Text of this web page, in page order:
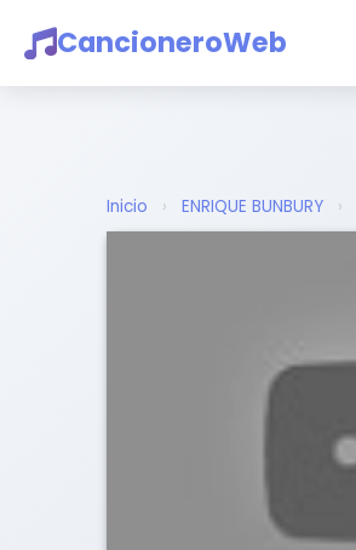
CancioneroWeb
Inicio › ENRIQUE BUNBURY ›